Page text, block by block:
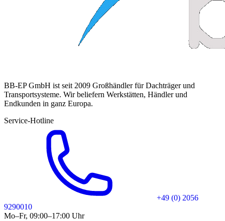
BB-EP GmbH ist seit 2009 Großhändler für Dachträger und
Transportsysteme. Wir beliefern Werkstätten, Händler und
Endkunden in ganz Europa.
Service-Hotline
+49 (0) 2056
9290010
Mo–Fr, 09:00–17:00 Uhr